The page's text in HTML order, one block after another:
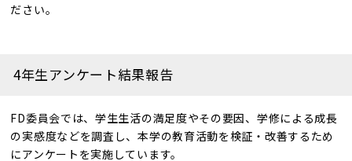
ださい。
4年生アンケート結果報告
FD委員会では、学生生活の満足度やその要因、学修による成長
の実感度などを調査し、本学の教育活動を検証・改善するため
にアンケートを実施しています。